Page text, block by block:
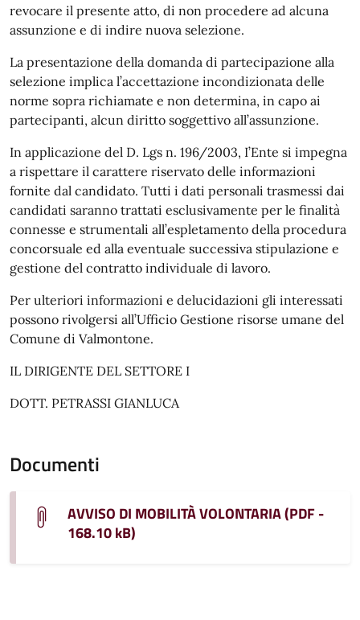
revocare il presente atto, di non procedere ad alcuna
assunzione e di indire nuova selezione.
La presentazione della domanda di partecipazione alla
selezione implica l’accettazione incondizionata delle
norme sopra richiamate e non determina, in capo ai
partecipanti, alcun diritto soggettivo all’assunzione.
In applicazione del D. Lgs n. 196/2003, I’Ente si impegna
a rispettare il carattere riservato delle informazioni
fornite dal candidato. Tutti i dati personali trasmessi dai
candidati saranno trattati esclusivamente per le finalità
connesse e strumentali all’espletamento della procedura
concorsuale ed alla eventuale successiva stipulazione e
gestione del contratto individuale di lavoro.
Per ulteriori informazioni e delucidazioni gli interessati
possono rivolgersi all’Ufficio Gestione risorse umane del
Comune di Valmontone.
IL DIRIGENTE DEL SETTORE I
DOTT. PETRASSI GIANLUCA
Documenti
AVVISO DI MOBILITÀ VOLONTARIA (PDF -
168.10 kB)